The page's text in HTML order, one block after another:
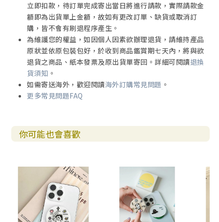
立即扣款，待訂單完成寄出當日將進行請款，實際請款金
額即為出貨單上金額，故如有更改訂單、缺貨或取消訂
購，皆不會有刷退程序產生。
為維護您的權益，如因個人因素欲辦理退貨，請維持產品
原狀並依原包裝包好，於收到商品鑑賞期七天內，將與欲
退貨之商品、紙本發票及原出貨單寄回。詳細可閱讀退換
貨須知 。
如需寄送海外，歡迎閱讀海外訂購常見問題 。
更多常見問題FAQ
你可能也會喜歡